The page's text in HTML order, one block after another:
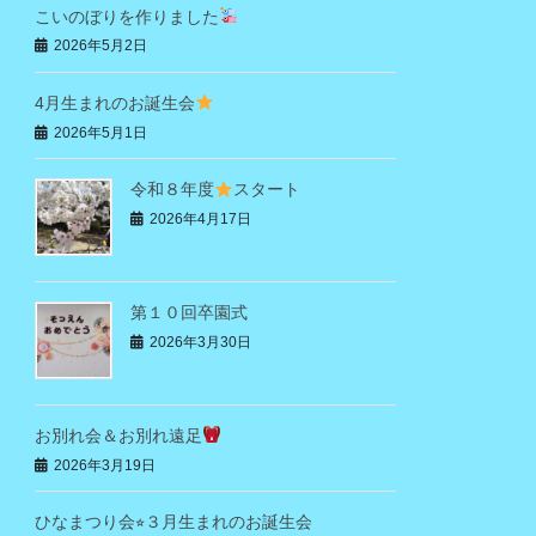
こいのぼりを作りました
2026年5月2日
4月生まれのお誕生会
2026年5月1日
令和８年度 スタート
2026年4月17日
第１０回卒園式
2026年3月30日
お別れ会＆お別れ遠足
2026年3月19日
ひなまつり会⭐︎３月生まれのお誕生会